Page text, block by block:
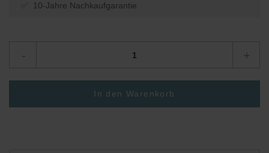
✅ 10-Jahre Nachkaufgarantie
- +
In den Warenkorb